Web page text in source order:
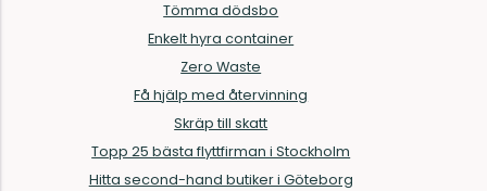
Tömma dödsbo
Enkelt hyra container
Zero Waste
Få hjälp med återvinning
Skräp till skatt
Topp 25 bästa flyttfirman i Stockholm
Hitta second-hand butiker i Göteborg